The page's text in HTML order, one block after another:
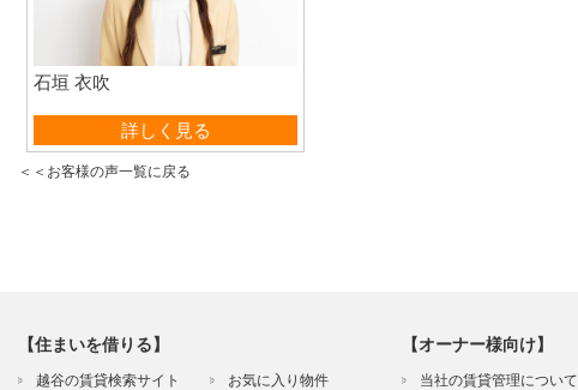
石垣 衣吹
賃貸営業部詳しく見る
＜＜お客様の声一覧に戻る
【住まいを借りる】
越谷の賃貸検索サイト
お気に入り物件
【オーナー様向け】
当社の賃貸管理について